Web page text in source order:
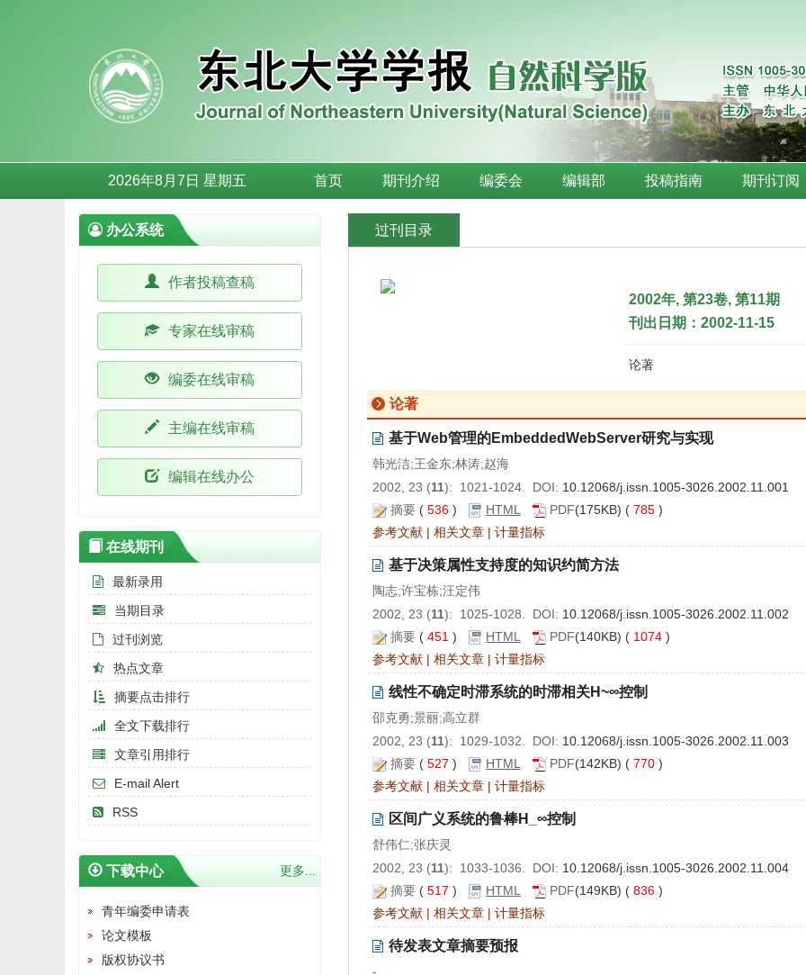
2026年8月7日 星期五 首页 期刊介绍 编委会 编辑部 投稿指南 期刊订阅
过刊目录
2002年, 第23卷, 第11期
刊出日期：2002-11-15
论著
论著
基于Web管理的EmbeddedWebServer研究与实现
韩光洁;王金东;林涛;赵海
2002, 23 (11): 1021-1024. DOI: 10.12068/j.issn.1005-3026.2002.11.001
摘要 ( 536 ) HTML PDF(175KB) ( 785 )
参考文献 | 相关文章 | 计量指标
基于决策属性支持度的知识约简方法
陶志;许宝栋;汪定伟
2002, 23 (11): 1025-1028. DOI: 10.12068/j.issn.1005-3026.2002.11.002
摘要 ( 451 ) HTML PDF(140KB) ( 1074 )
参考文献 | 相关文章 | 计量指标
线性不确定时滞系统的时滞相关H~∞控制
邵克勇;景丽;高立群
2002, 23 (11): 1029-1032. DOI: 10.12068/j.issn.1005-3026.2002.11.003
摘要 ( 527 ) HTML PDF(142KB) ( 770 )
参考文献 | 相关文章 | 计量指标
区间广义系统的鲁棒H_∞控制
舒伟仁;张庆灵
2002, 23 (11): 1033-1036. DOI: 10.12068/j.issn.1005-3026.2002.11.004
摘要 ( 517 ) HTML PDF(149KB) ( 836 )
参考文献 | 相关文章 | 计量指标
待发表文章摘要预报
-
办公系统
作者投稿查稿
专家在线审稿
编委在线审稿
主编在线审稿
编辑在线办公
在线期刊
最新录用
当期目录
过刊浏览
热点文章
摘要点击排行
全文下载排行
文章引用排行
E-mail Alert
RSS
下载中心 更多...
青年编委申请表
论文模板
版权协议书